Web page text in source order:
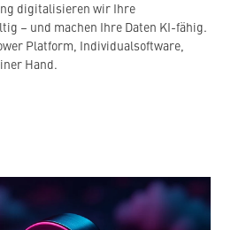
digitalisieren wir Ihre
– und machen Ihre Daten KI-fähig.
Platform, Individualsoftware,
Hand.